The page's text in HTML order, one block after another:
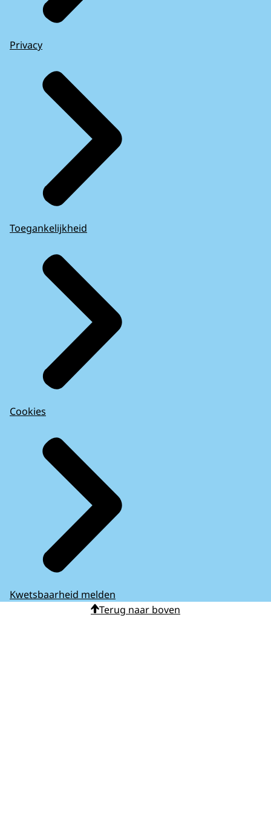
Privacy
Toegankelijkheid
Cookies
Kwetsbaarheid melden
Terug naar boven